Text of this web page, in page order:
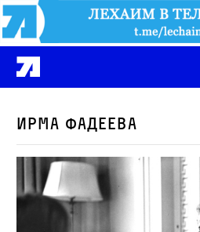
Ирма Фадеева